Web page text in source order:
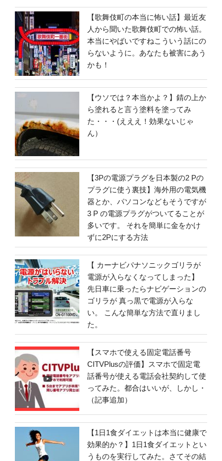
【歌舞伎町の本当に怖い話】最近友
人から聞いた歌舞伎町での怖い話。
本当にやばいですねこういう話にの
らないように。あなたも被害にあう
かも！
【ウソでは？本当かよ？】錆の上か
ら塗れると言う塗料を塗ってみ
た・・・(えええ！効果ないじゃ
ん）
【3Pの電源プラグを日本製の2 Pの
プラグに使う裏技】海外用の電気機
器とか、パソコンなどもそうですが
3 P の電源プラグがついてることが
多いです。 それを簡単に金をかけ
ずに2Pにする方法
【 カーナビパナソニックゴリラが
電源が入らなくなってしまった】
先日車に乗ったらナビゲーションの
ゴリラが 真っ黒で電源が入らな
い。 こんな簡単な方法で直りまし
た。
【スマホで使える固定電話番号
CITVPlusの評価】スマホで固定電
話番号が使える電話会社契約して使
ってみた。都合はいいが、しかし・
（記事追加）
【1日1食ダイエットは本当に健康で
効果的か？】1日1食ダイエットとい
うものを実行してみた。さてその結